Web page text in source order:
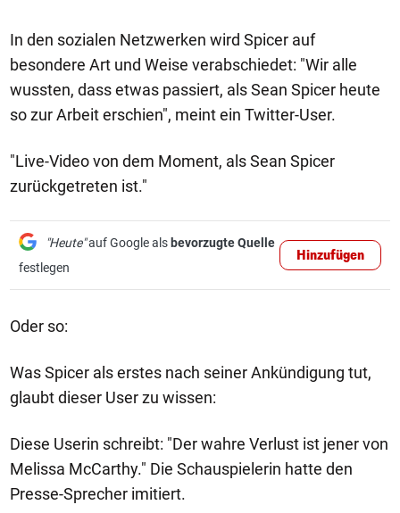
In den sozialen Netzwerken wird Spicer auf
besondere Art und Weise verabschiedet: "Wir alle
wussten, dass etwas passiert, als Sean Spicer heute
so zur Arbeit erschien", meint ein Twitter-User.
"Live-Video von dem Moment, als Sean Spicer
zurückgetreten ist."
"Heute"auf Google als bevorzugte Quelle
festlegen
Hinzufügen
Oder so:
Was Spicer als erstes nach seiner Ankündigung tut,
glaubt dieser User zu wissen:
Diese Userin schreibt: "Der wahre Verlust ist jener von
Melissa McCarthy." Die Schauspielerin hatte den
Presse-Sprecher imitiert.